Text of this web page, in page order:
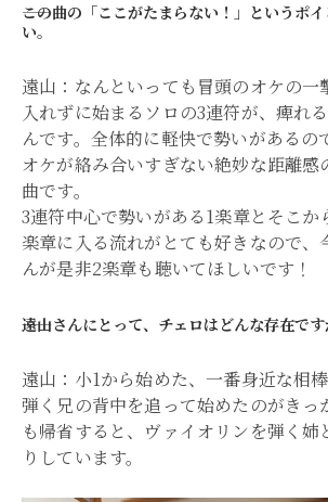
――この曲の「ここがたまらない！」というポ
い。
遠山：なんといっても冒頭のオケの一
入れずに始まるソロの3連符が、痺れ
んです。全体的に軽快で勢いがあるの
オケが絡み合いすぎない絶妙な距離感
曲です。
3連符中心で勢いがある1楽章とそこか
楽章に入る流れがとても好きなので、
んが是非2楽章も聴いてほしいです！
――遠山さんにとって、チェロはどんな存在です
遠山：小1から始めた、一番身近な相
弾く兄の背中を追って始めたのがきっ
も帰省すると、ヴァイオリンを弾く姉
りしています。